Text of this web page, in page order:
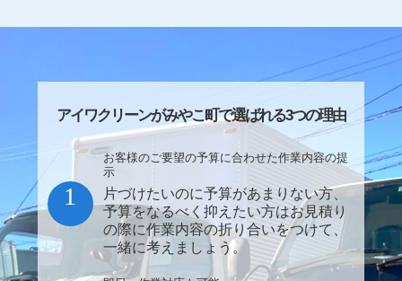
アイワクリーンがみやこ町で選ばれる3つの理由
お客様のご要望の予算に合わせた作業内容の提
示
片づけたいのに予算があまりない方、
予算をなるべく抑えたい方はお見積り
の際に作業内容の折り合いをつけて、
一緒に考えましょう。
1